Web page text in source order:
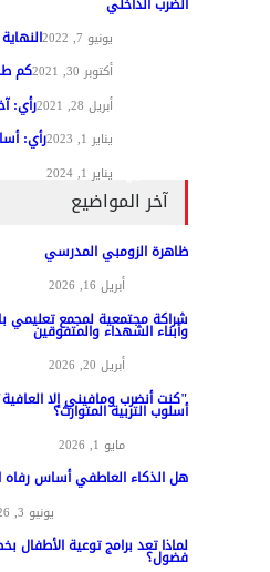
يونيو 7, 2022
أكتوبر 30, 2021 كم
أبريل 28, 2021 رأي:
يناير 1, 2023 رأي:
يناير 1, 2024
آخر المواضيع
ظاهرة الزومبي المدرسي
أبريل 16, 2026
شراكة مجتمعية لمجمع تعليمي
وأبناء الشهداء والمتفوقين
أبريل 20, 2026
"كنت أنضرب ومافيني إلا
أسلوب التربية المتوارث؟
مايو 1, 2026
هل الذكاء العاطفي أساس رفاه
يونيو 3, 2026
لماذا تعد برامج توعية الأطفال
فضول؟